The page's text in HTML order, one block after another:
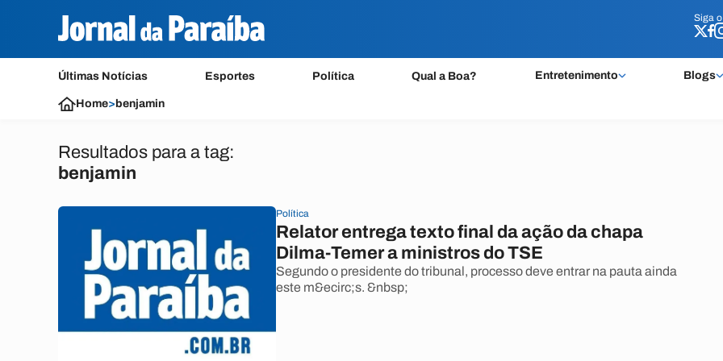
Siga o
Últimas Notícias Esportes Política Qual a Boa? Entretenimento Blogs
Siga o
Home> benjamin
Resultados para a tag:
benjamin
Política
Relator entrega texto final da ação da chapa
Dilma-Temer a ministros do TSE
Segundo o presidente do tribunal, processo deve entrar na pauta ainda
este m&ecirc;s. &nbsp;